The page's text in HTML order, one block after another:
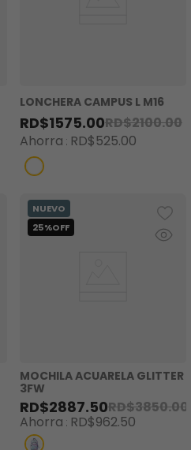
LONCHERA CAMPUS L M16
RD$1575.00RD$2100.00
Ahorra RD$525.00
MOCHILA ACUARELA GLITTER
3FW
RD$2887.50RD$3850.00
Ahorra RD$962.50